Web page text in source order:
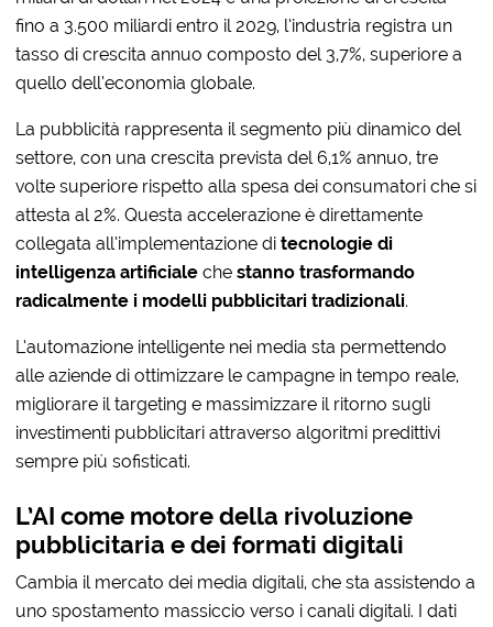
fino a 3.500 miliardi entro il 2029, l’industria registra un
tasso di crescita annuo composto del 3,7%, superiore a
quello dell’economia globale.
La pubblicità rappresenta il segmento più dinamico del
settore, con una crescita prevista del 6,1% annuo, tre
volte superiore rispetto alla spesa dei consumatori che si
attesta al 2%. Questa accelerazione è direttamente
collegata all’implementazione ditecnologie di
intelligenza artificiale chestanno trasformando
radicalmente i modelli pubblicitari tradizionali.
L’automazione intelligente nei media sta permettendo
alle aziende di ottimizzare le campagne in tempo reale,
migliorare il targeting e massimizzare il ritorno sugli
investimenti pubblicitari attraverso algoritmi predittivi
sempre più sofisticati.
L’AI come motore della rivoluzione
pubblicitaria e dei formati digitali
Cambia il mercato dei media digitali, che sta assistendo a
uno spostamento massiccio verso i canali digitali. I dati